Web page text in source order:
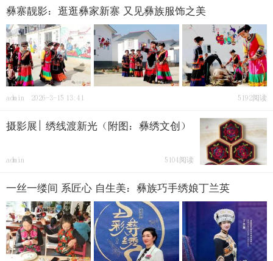
彝寨靓影：逛逛彝家新寨 又见彝族服饰之美
admin 2026-3-15 13:41 5192阅读
摄影展| 绣线渡新光（附图：彝绣文创）
admin 5104阅读
一丝一缕间 系匠心 自生美：彝族巧手绣娘丁兰英